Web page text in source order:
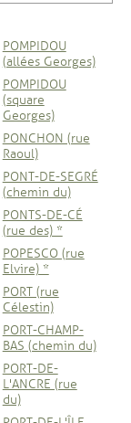
POMPIDOU
(allées Georges)
POMPIDOU
(square
Georges)
PONCHON (rue
Raoul)
PONT-DE-SEGRÉ
(chemin du)
PONTS-DE-CÉ
(rue des) *
POPESCO (rue
Elvire) *
PORT (rue
Célestin)
PORT-CHAMP-
BAS (chemin du)
PORT-DE-
L'ANCRE (rue
du)